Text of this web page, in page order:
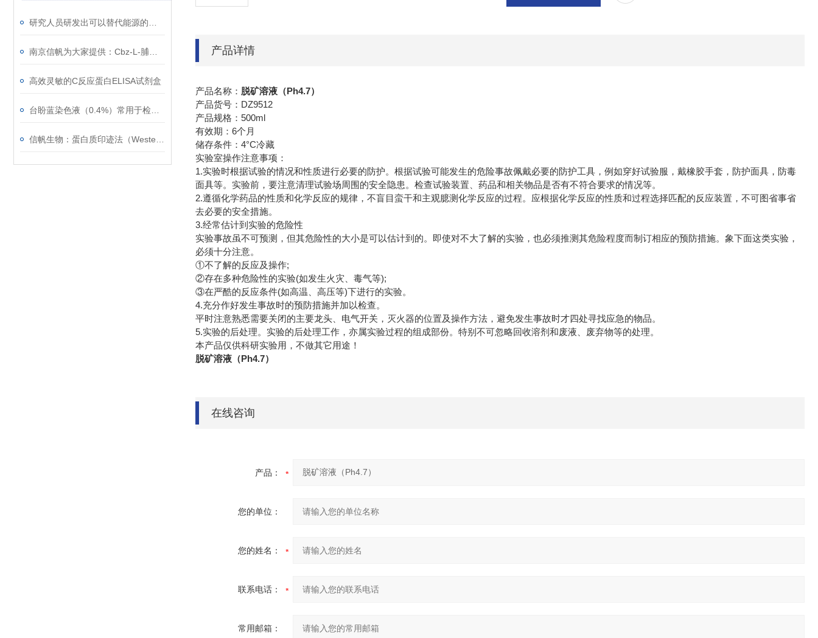
高效灵敏的C反应蛋白ELISA试剂盒
产品详情
产品名称： 脱矿溶液（Ph4.7）
产品货号：DZ9512
产品规格：500ml
有效期：6个月
储存条件：4°C冷藏
实验室操作注意事项：
1.实验时根据试验的情况和性质进行必要的防护。根据试验可能发生的危险事故佩戴必要的防护工具，例如穿好试验服，戴橡胶手套，防护面具，防毒
面具等。实验前，要注意清理试验场周围的安全隐患。检查试验装置、药品和相关物品是否有不符合要求的情况等。
2.遵循化学药品的性质和化学反应的规律，不盲目蛮干和主观臆测化学反应的过程。应根据化学反应的性质和过程选择匹配的反应装置，不可图省事省
去必要的安全措施。
3.经常估计到实验的危险性
实验事故虽不可预测，但其危险性的大小是可以估计到的。即使对不大了解的实验，也必须推测其危险程度而制订相应的预防措施。象下面这类实验，
必须十分注意。
①不了解的反应及操作;
②存在多种危险性的实验(如发生火灾、毒气等);
③在严酷的反应条件(如高温、高压等)下进行的实验。
4.充分作好发生事故时的预防措施并加以检查。
平时注意熟悉需要关闭的主要龙头、电气开关，灭火器的位置及操作方法，避免发生事故时才四处寻找应急的物品。
5.实验的后处理。实验的后处理工作，亦属实验过程的组成部份。特别不可忽略回收溶剂和废液、废弃物等的处理。
本产品仅供科研实验用，不做其它用途！
脱矿溶液（Ph4.7）
在线咨询
产品：
您的单位：
您的姓名：
联系电话：
常用邮箱：